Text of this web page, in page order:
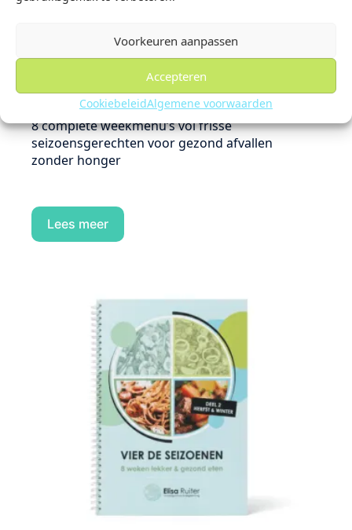
Accepteren
Voorkeuren aanpassen
CookiebeleidAlgemene voorwaarden
Boek ‘Vier de seizoenen’ Deel 1 Lente &
8 complete weekmenu’s vol frisse
seizoensgerechten voor gezond afvallen
zonder honger
Lees meer